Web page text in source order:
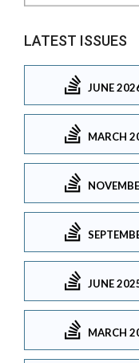
LATEST ISSUES
JUNE
MARCH
JUNE
MARCH